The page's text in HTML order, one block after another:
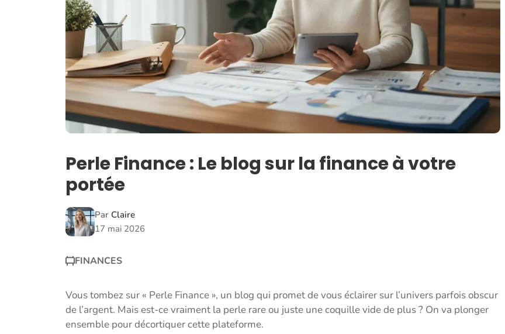
Perle Finance : Le blog sur la finance à votre
portée
Par Claire
17 mai 2026
FINANCES
Vous tombez sur « Perle Finance », un blog qui promet de vous éclairer sur l’univers parfois obscur
de l’argent. Mais est-ce vraiment la perle rare ou juste une coquille vide de plus ? On va plonger
ensemble pour décortiquer cette plateforme.